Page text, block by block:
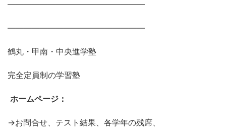
―――――――――――――――――
―――――――――――――――――
鶴丸・甲南・中央進学塾
完全定員制の学習塾
ホームページ：
→お問合せ、テスト結果、各学年の残席、